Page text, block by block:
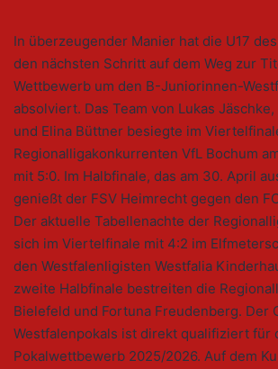
In überzeugender Manier hat die U17
den nächsten Schritt auf dem Weg zur
Wettbewerb um den B-Juniorinnen-
absolviert. Das Team von Lukas
und Elina Büttner besiegte im
Regionalligakonkurrenten VfL Bochum
mit 5:0. Im Halbfinale, das am 30. April
genießt der FSV Heimrecht gegen den
Der aktuelle Tabellenachte der
sich im Viertelfinale mit 4:2 im
den Westfalenligisten Westfalia
zweite Halbfinale bestreiten die
Bielefeld und Fortuna Freudenberg. Der
Westfalenpokals ist direkt qualifiziert für
Pokalwettbewerb 2025/2026. Auf dem